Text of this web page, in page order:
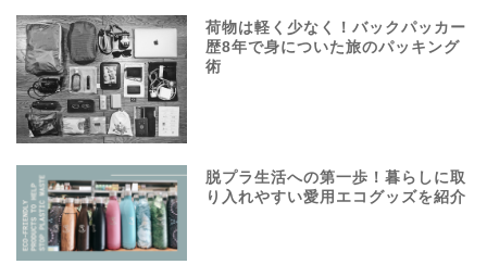
荷物は軽く少なく！バックパッカー
歴8年で身についた旅のパッキング
術
脱プラ生活への第一歩！暮らしに取
り入れやすい愛用エコグッズを紹介